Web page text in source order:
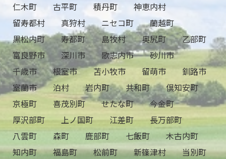
仁木町
古平町 積丹町
神恵内村
留寿都村
真狩村 ニセコ町
蘭越町
黒松内町
寿都町 島牧村 奥尻町
乙部町
富良野市
深川市 歌志内市
砂川市
千歳市
根室市 苫小牧市 留萌市
釧路市
室蘭市
泊村 岩内町 共和町
倶知安町
京極町
喜茂別町 せたな町
今金町
厚沢部町
上ノ国町 江差町
長万部町
八雲町
森町 鹿部町 七飯町
木古内町
知内町
福島町 松前町 新篠津村
当別町